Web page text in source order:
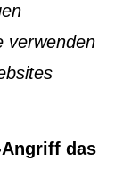
verwenden
das